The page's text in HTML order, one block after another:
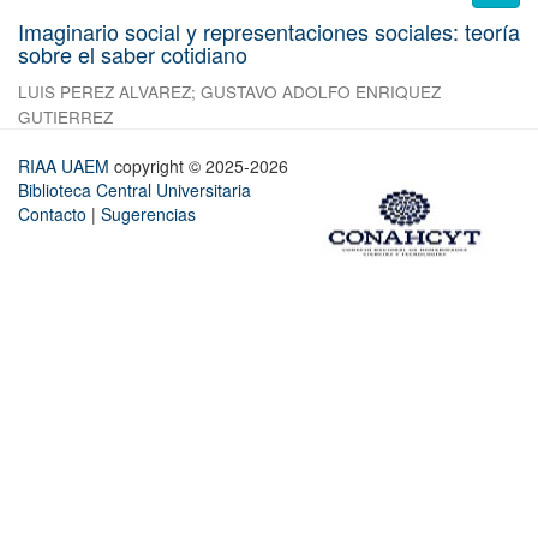
Imaginario social y representaciones sociales: teoría
sobre el saber cotidiano
LUIS PEREZ ALVAREZ; GUSTAVO ADOLFO ENRIQUEZ
GUTIERREZ
RIAA UAEM copyright © 2025-2026
Biblioteca Central Universitaria
Contacto | Sugerencias